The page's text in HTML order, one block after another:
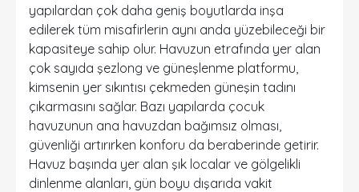
yapılardan çok daha geniş boyutlarda inşa
edilerek tüm misafirlerin aynı anda yüzebileceği bir
kapasiteye sahip olur. Havuzun etrafında yer alan
çok sayıda şezlong ve güneşlenme platformu,
kimsenin yer sıkıntısı çekmeden güneşin tadını
çıkarmasını sağlar. Bazı yapılarda çocuk
havuzunun ana havuzdan bağımsız olması,
güvenliği artırırken konforu da beraberinde getirir.
Havuz başında yer alan şık localar ve gölgelikli
dinlenme alanları, gün boyu dışarıda vakit